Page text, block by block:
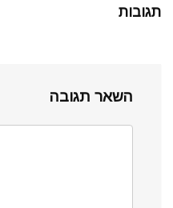
תגובות
השאר תגובה